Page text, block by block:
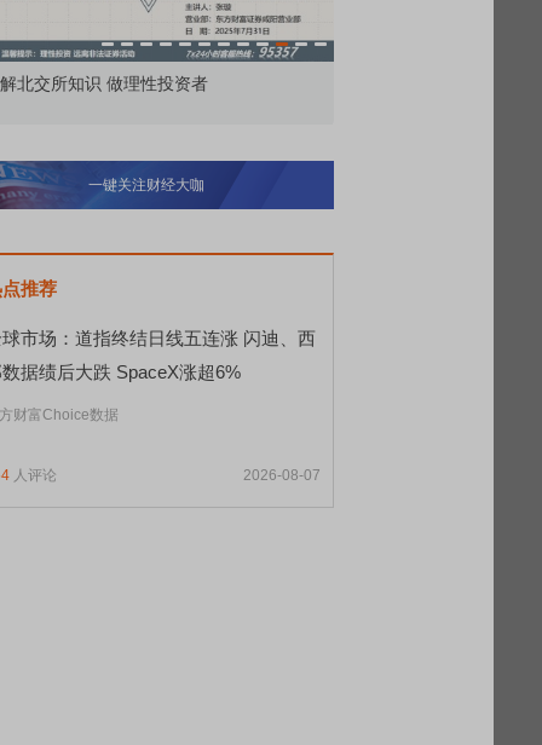
委托那么多种，究竟怎么用？
一键关注财经大咖
推荐
市场：道指终结日线五连涨 闪迪、西
据绩后大跌 SpaceX涨超6%
财富Choice数据
人评论 2026-08-07